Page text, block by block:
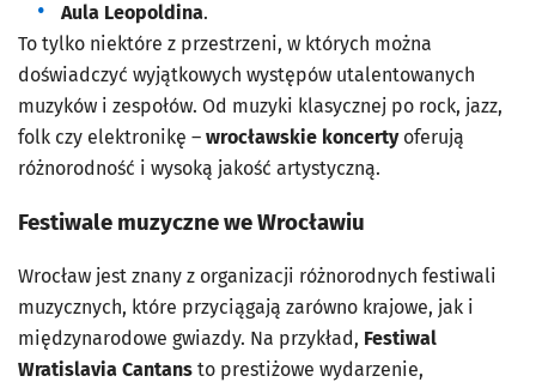
Aula Leopoldina.
To tylko niektóre z przestrzeni, w których można
doświadczyć wyjątkowych występów utalentowanych
muzyków i zespołów. Od muzyki klasycznej po rock, jazz,
folk czy elektronikę – wrocławskie koncertyoferują
różnorodność i wysoką jakość artystyczną.
Festiwale muzyczne we Wrocławiu
Wrocław jest znany z organizacji różnorodnych festiwali
muzycznych, które przyciągają zarówno krajowe, jak i
międzynarodowe gwiazdy. Na przykład, Festiwal
Wratislavia Cantans to prestiżowe wydarzenie,